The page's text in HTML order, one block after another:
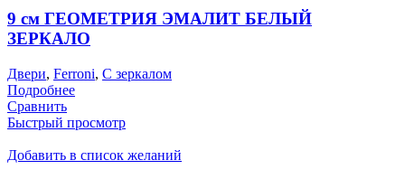
9 см ГЕОМЕТРИЯ ЭМАЛИТ БЕЛЫЙ
ЗЕРКАЛО
Двери, Ferroni, С зеркалом
Подробнее
Сравнить
Быстрый просмотр
Добавить в список желаний